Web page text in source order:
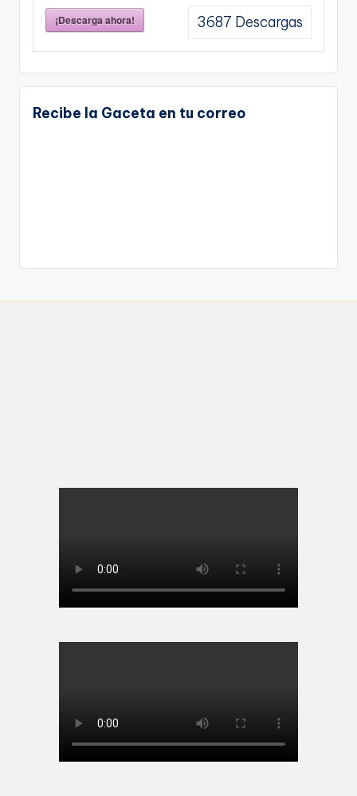
¡Descarga ahora! 3687 Descargas
Recibe la Gaceta en tu correo